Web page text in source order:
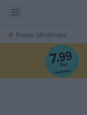
Karas Ukrainoje